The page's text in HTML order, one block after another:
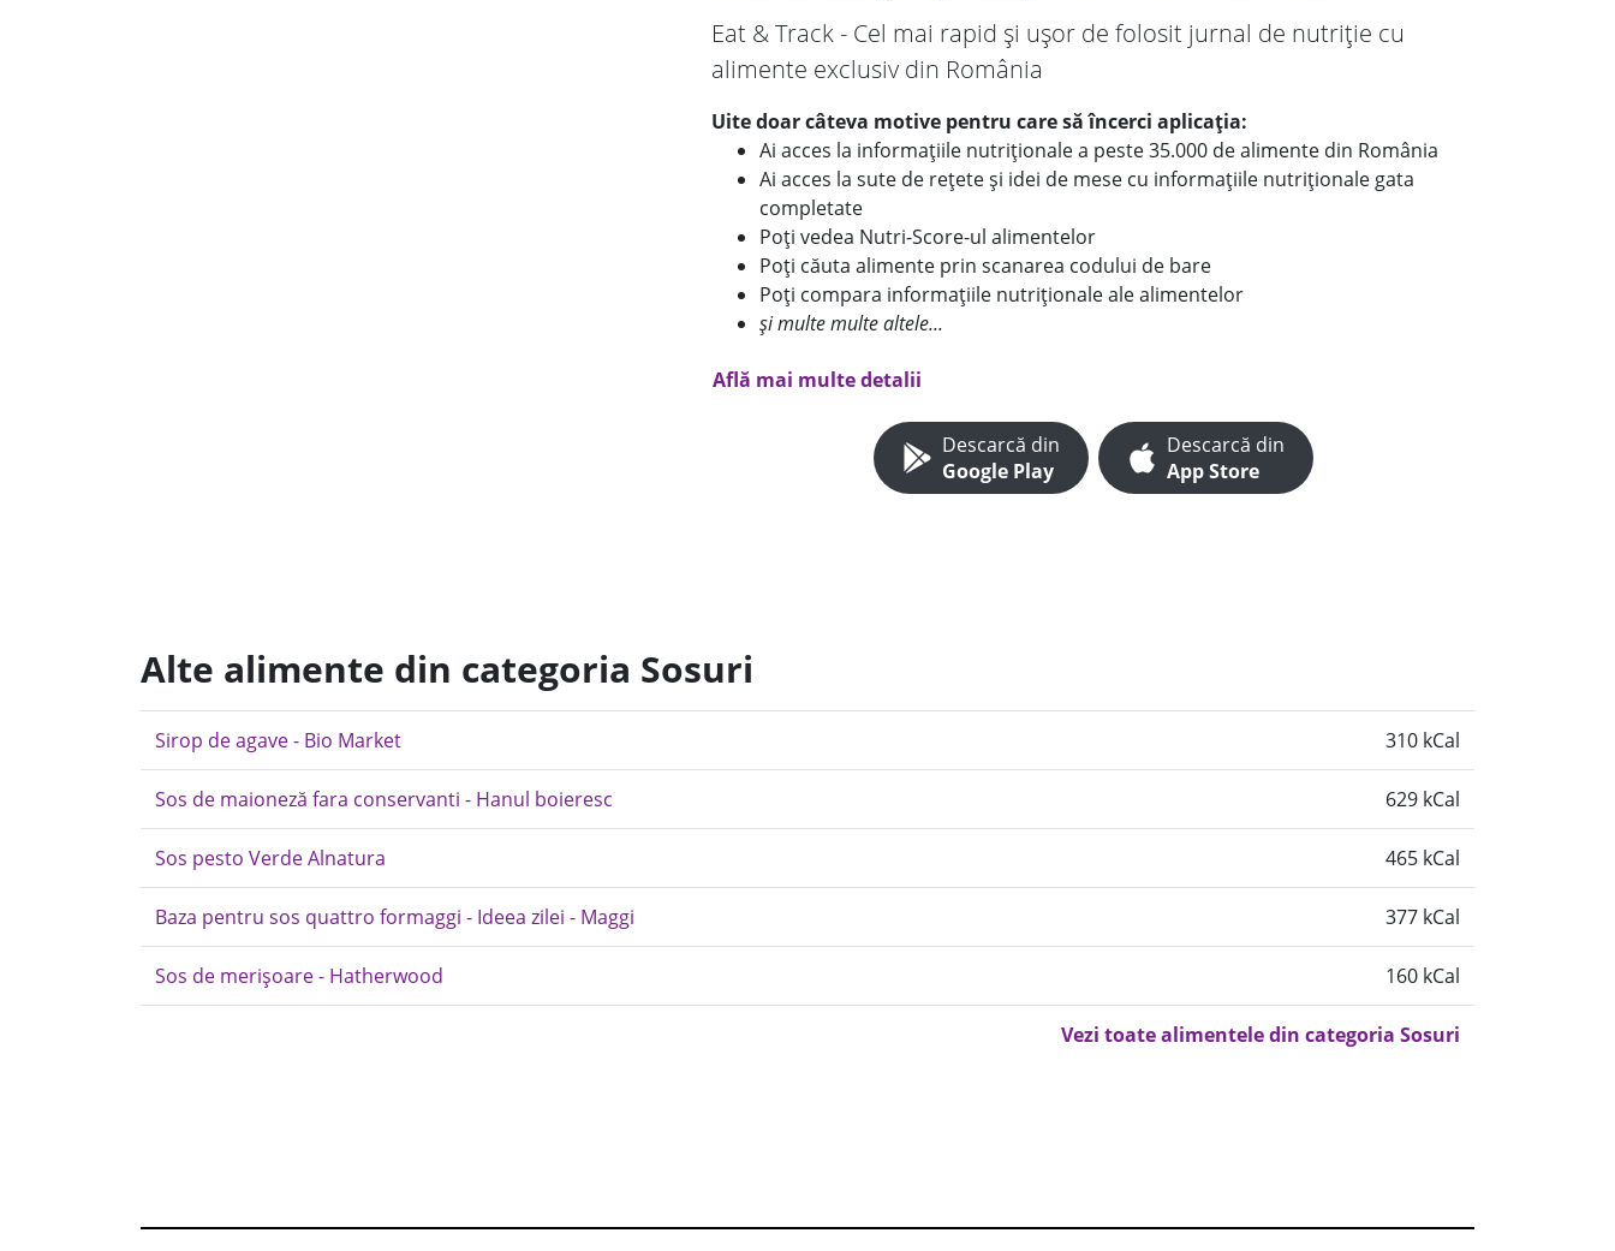
Eat & Track - Cel mai rapid și ușor de folosit jurnal de nutriție cu
alimente exclusiv din România
Uite doar câteva motive pentru care să încerci aplicația:
Ai acces la informațiile nutriționale a peste 35.000 de alimente din România
Ai acces la sute de rețete și idei de mese cu informațiile nutriționale gata
completate
Poți vedea Nutri-Score-ul alimentelor
Poți căuta alimente prin scanarea codului de bare
Poți compara informațiile nutriționale ale alimentelor
și multe multe altele...
Află mai multe detalii
Descarcă din
Google Play
Descarcă din
App Store
Alte alimente din categoria Sosuri
Sirop de agave - Bio Market 310 kCal
Sos de maioneză fara conservanti - Hanul boieresc 629 kCal
Sos pesto Verde Alnatura 465 kCal
Baza pentru sos quattro formaggi - Ideea zilei - Maggi 377 kCal
Sos de merișoare - Hatherwood 160 kCal
Vezi toate alimentele din categoria Sosuri